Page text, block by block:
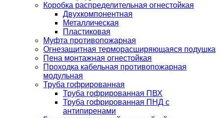
Коробка распределительная огнестойкая
Двухкомпонентная
Металлическая
Пластиковая
Муфта противопожарная
Огнезащитная терморасширяющаяся подушка
Пена монтажная огнестойкая
Проходка кабельная противопожарная
модульная
Труба гофрированная
Труба гофрированная ПВХ
Труба гофрированная ПНД с
антипиренами